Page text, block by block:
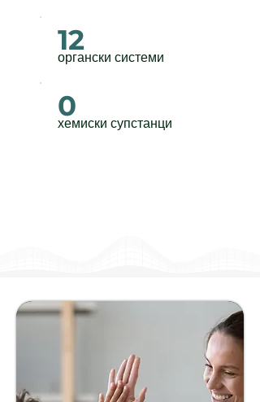
12
органски системи
0
хемиски супстанци